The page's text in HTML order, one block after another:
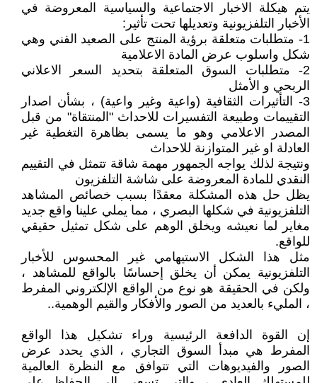
يتم هيكلة الاخبار الاجتماعية والسياسية المعروضة في
الأخبار التلفزيونية وتعديلها تحت تأثير:
1- متطلبات متعلقة برؤية المنتج على الصعيد الفني وهي
شكل واسلوب عرض المادة الاعلامية
2- متطلبات السوق المتعلقة بتحديد السعر الاعلاني
الربحي و الأمثل
3- التأثيرات الثقافية (واعية وغير واعية) ، بشأن اصدار
التقييمات وطبيعة التفسيرات للاحداث "المنتقاة" من قبل
المصدر الاعلامي وهو ما يسمى بظاهرة التغطية غير
العادلة او غير المتوازنة للاحداث
ونتيجة لذلك يواجه الجمهور مهمة شاقة تتمثل في التقييم
النقدي للمادة المعروضة على شاشة التلفزيون
يظل حل هذه المشكلة معقدًا بسبب خصائص المشاهد
التلفزيونية في شكلها البصري ، مما يملي علينا واقع جديد
مغاير لما نعيشه ويخلق الوهم على شكل تمثيل حقيقي
للواقع.
مثل هذا الشكل الاستيهامي غير المحسوس للأخبار
التلفزيونية يمكن أن يخلق إحساسًا بالواقع للمشاهد ،
ولكن في الحقيقة هو نوع من الواقع الإلكتروني المفرط
، المليء بالعديد من الصور والأفكار والقيم الوهمية..
إن القوة الدافعة الرئيسية وراء تشكيل هذا الواقع
المفرط هي مبدأ السوق التجاري ، الذي يحدد عرض
الصور والفيديوهات التي تتوافق مع النظرة العالمية